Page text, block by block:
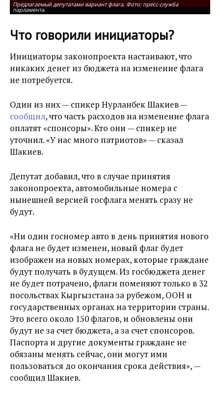
Предлагаемый депутатами вариант флага. Фото: пресс-служба
парламента.
Что говорили инициаторы?
Инициаторы законопроекта настаивают, что
никаких денег из бюджета на изменение флага
не потребуется.
Один из них — спикер Нурланбек Шакиев —
сообщил, что часть расходов на изменение флага
оплатят «спонсоры». Кто они — спикер не
уточнил. «У нас много патриотов» — сказал
Шакиев.
Депутат добавил, что в случае принятия
законопроекта, автомобильные номера с
нынешней версией госфлага менять сразу не
будут.
«Ни один госномер авто в день принятия нового
флага не будет изменен, новый флаг будет
изображен на новых номерах, которые граждане
будут получать в будущем. Из госбюджета денег
не будет потрачено, флаги поменяют только в 32
посольствах Кыргызстана за рубежом, ООН и
государственных органах на территории страны.
Это всего около 150 флагов, и обновлены они
будут не за счет бюджета, а за счет спонсоров.
Паспорта и другие документы граждане не
обязаны менять сейчас, они могут ими
пользоваться до окончания срока действия», —
сообщил Шакиев.